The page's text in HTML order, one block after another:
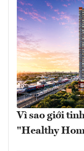
Vì sao giới
"Healthy